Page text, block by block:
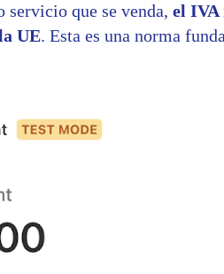
servicio que se venda, el IVA
UE. Esta es una norma